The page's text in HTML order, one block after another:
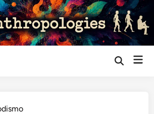
Abrir